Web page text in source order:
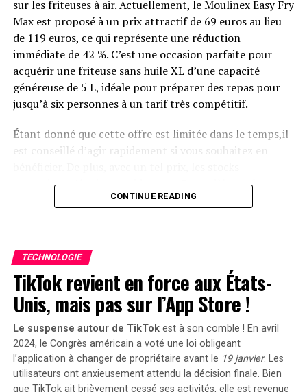
Disponibilité et Offres
Promotionnelles
Le solarbank 2 AC est disponible sur le site officiel
d’Anker SOLIX ainsi que sur Amazon au prix standard de
« early bird » sera active du20 janvier au 23 février
2025, permettant aux acheteurs intéressés d’acquérir
également un compteur Anker SOLIX Smart offert pour
chaque commande passée durant cette période spéciale.
le Solarbank 2 AC représente une avancée significative
dans le domaine du stockage énergétique domestique
grâce à ses caractéristiques techniques avancées et son
engagement envers la durabilité environnementale.
sur les friteuses à air. Actuellement, le Moulinex Easy Fry
Max est proposé à un prix attractif de 69 euros au lieu
de 119 euros, ce qui représente une réduction
immédiate de 42 %. C’est une occasion parfaite pour
acquérir une friteuse sans huile XL d’une capacité
généreuse de 5 L, idéale pour préparer des repas pour
jusqu’à six personnes à un tarif très compétitif.
Étant donné que cette offre est limitée dans le temps,il
est conseillé d’agir rapidement si vous souhaitez en
pourraient s’épuiser rapidement. Ce modèle se classe
parmi les meilleures ventes sur Amazon avec plus de
Profitez des offres sur Amazon
Amazon propose également lalivraison gratuiteet
rapide pour cet article qui bénéficie d’une garantie de
deux ans. En outre, il existe une option de paiement
échelonné en quatre fois sans frais sur ce modèle. Enfin,
sachez que vous avez la possibilité de changer d’avis et
retourner le produit gratuitement dans un délai de 30
jours afin d’obtenir unremboursement intégral.
CONTINUE READING
TECHNOLOGIE
TikTok revient en force aux États-
Unis, mais pas sur l’App Store !
Le suspense autour de TikTokest à son comble ! En avril
2024, le Congrès américain a voté une loi obligeant
l’application à changer de propriétaire avant le 19 janvier. Les
utilisateurs ont anxieusement attendu la décision finale. Bien
que TikTok ait brièvement cessé ses activités, elle est revenue